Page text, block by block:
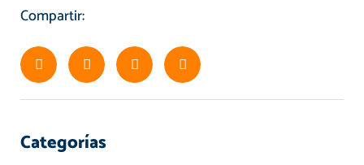
Compartir:
Categorías